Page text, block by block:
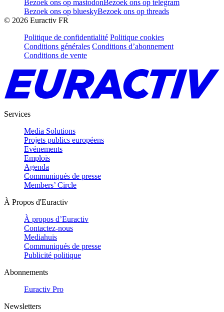
Bezoek ons op mastodon Bezoek ons op telegram
Bezoek ons op blueskyBezoek ons op threads
© 2026 Euractiv FR
Politique de confidentialité Politique cookies
Conditions générales Conditions d’abonnement
Conditions de vente
Services
Media Solutions
Projets publics européens
Evénements
Emplois
Agenda
Communiqués de presse
Members’ Circle
À Propos d'Euractiv
À propos d’Euractiv
Contactez-nous
Mediahuis
Communiqués de presse
Publicité politique
Abonnements
Euractiv Pro
Newsletters